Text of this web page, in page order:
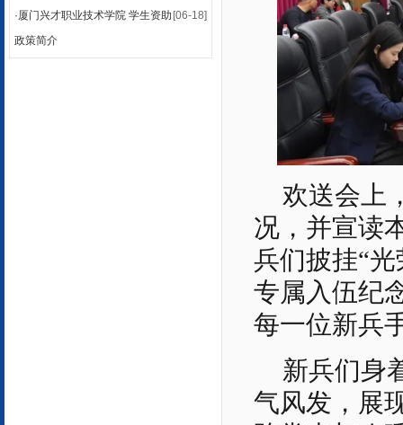
[06-18]
·厦门兴才职业技术学院 学生资助
政策简介
欢送会上
况，并宣读
兵们披挂“
专属入伍纪
每一位新兵
新兵们身
气风发，展